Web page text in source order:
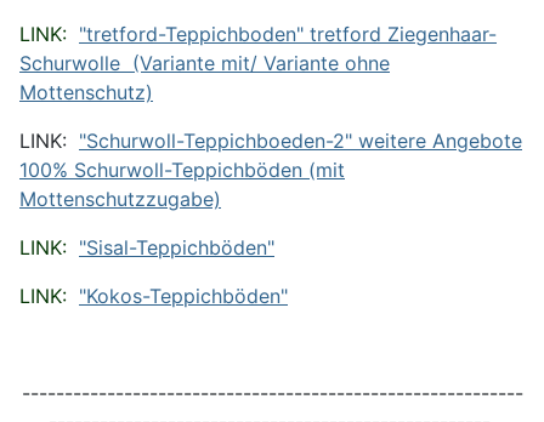
LINK: "tretford-Teppichboden" tretford Ziegenhaar-
Schurwolle (Variante mit/ Variante ohne
Mottenschutz)
LINK: "Schurwoll-Teppichboeden-2" weitere Angebote
100% Schurwoll-Teppichböden (mit
Mottenschutzzugabe)
LINK: "Sisal-Teppichböden"
LINK: "Kokos-Teppichböden"
-----------------------------------------------------------